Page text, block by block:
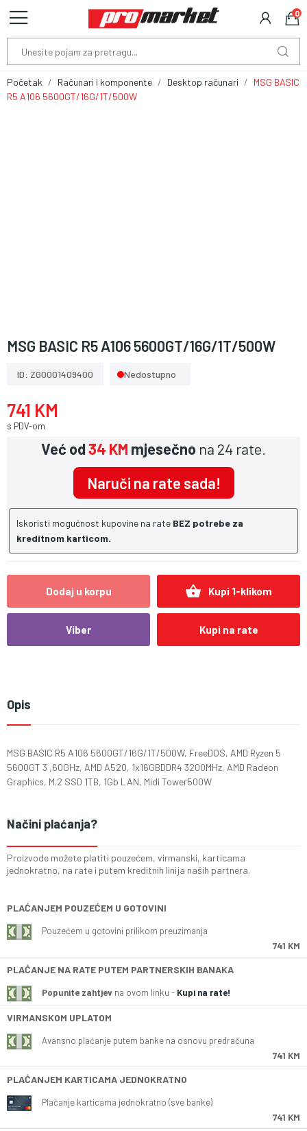
0
Početak Računari i komponente Desktop računari
MSG BASIC
R5 A106 5600GT/16G/1T/500W
MSG BASIC R5 A106 5600GT/16G/1T/500W
ID: ZG0001409400 Nedostupno
741 KM
s PDV-om
Već od34 KM mjesečno na 24 rate.
Naruči na rate sada!
Iskoristi mogućnost kupovine na rate BEZ potrebe za
kreditnom karticom.
Dodaj u korpu shopping_basket Kupi 1-klikom
Viber Kupi na rate
Opis
MSG BASIC R5 A106 5600GT/16G/1T/500W, FreeDOS, AMD Ryzen 5
5600GT 3 ,60GHz, AMD A520, 1x16GBDDR4 3200MHz, AMD Radeon
Graphics, M.2 SSD 1TB, 1Gb LAN, Midi Tower500W
Načini plaćanja?
Proizvode možete platiti pouzećem, virmanski, karticama
jednokratno, na rate i putem kreditnih linija naših partnera.
PLAĆANJEM POUZEĆEM U GOTOVINI
Pouzećem u gotovini prilikom preuzimanja
741 KM
PLAĆANJE NA RATE PUTEM PARTNERSKIH BANAKA
Popunite zahtjev na ovom linku - Kupi na rate!
VIRMANSKOM UPLATOM
Avansno plaćanje putem banke na osnovu predračuna
741 KM
PLAĆANJEM KARTICAMA JEDNOKRATNO
Plaćanje karticama jednokratno (sve banke)
741 KM